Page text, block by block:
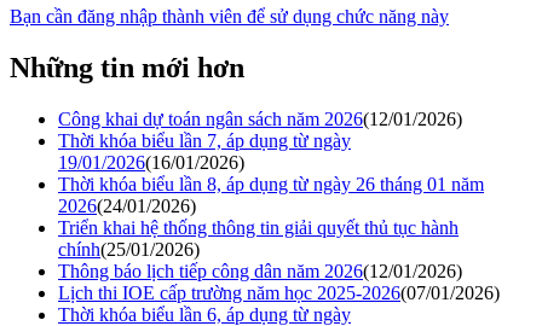
Bạn cần đăng nhập thành viên để sử dụng chức năng này
Những tin mới hơn
Công khai dự toán ngân sách năm 2026(12/01/2026)
Thời khóa biểu lần 7, áp dụng từ ngày
19/01/2026(16/01/2026)
Thời khóa biểu lần 8, áp dụng từ ngày 26 tháng 01 năm
2026(24/01/2026)
Triển khai hệ thống thông tin giải quyết thủ tục hành
chính(25/01/2026)
Thông báo lịch tiếp công dân năm 2026(12/01/2026)
Lịch thi IOE cấp trường năm học 2025-2026(07/01/2026)
Thời khóa biểu lần 6, áp dụng từ ngày